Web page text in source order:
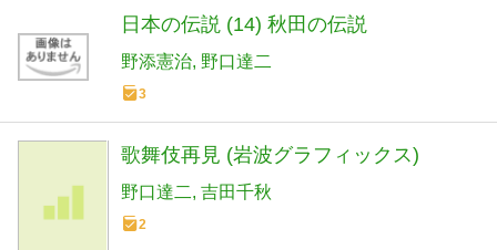
日本の伝説 (14) 秋田の伝説
野添憲治 野口達二
3
歌舞伎再見 (岩波グラフィックス)
野口達二 吉田千秋
2